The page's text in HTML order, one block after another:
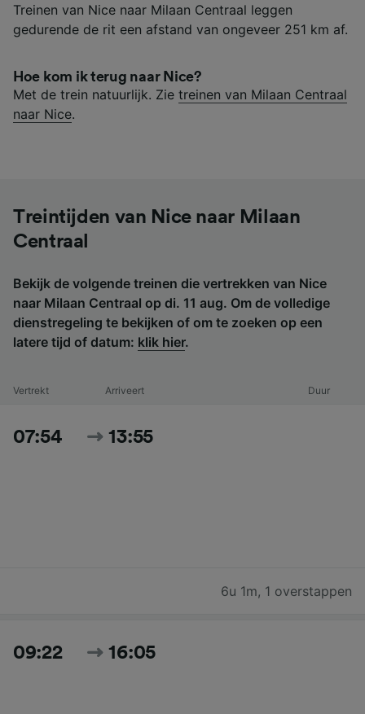
Treinen van Nice naar Milaan Centraal leggen
gedurende de rit een afstand van ongeveer 251 km af.
Hoe kom ik terug naar Nice?
Met de trein natuurlijk. Zie treinen van Milaan Centraal
naar Nice.
Treintijden van Nice naar Milaan
Centraal
Bekijk de volgende treinen die vertrekken van Nice
naar Milaan Centraal op di. 11 aug. Om de volledige
dienstregeling te bekijken of om te zoeken op een
latere tijd of datum: klik hier.
Vertrekt Arriveert Duur
07:54 13:55
6u 1m, 1 overstappen
09:22 16:05